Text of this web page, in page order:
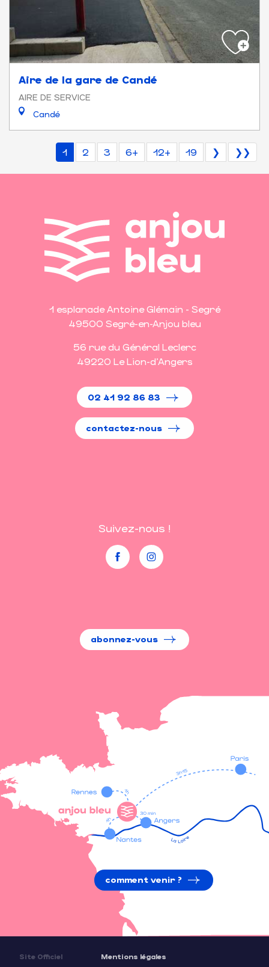
Aire de la gare de Candé
AIRE DE SERVICE
Candé
1 2 3 6+ 12+ 19 ❯ ❯❯
1 esplanade Antoine Glémain - Segré
49500 Segré-en-Anjou bleu
56 rue du Général Leclerc
49220 Le Lion-d'Angers
02 41 92 86 83
contactez-nous
Suivez-nous !
abonnez-vous
comment venir ?
Site Officiel Mentions légales